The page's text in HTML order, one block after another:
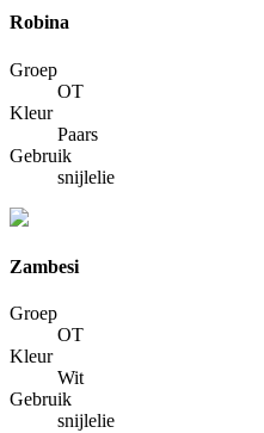
Robina
Groep
OT
Kleur
Paars
Gebruik
snijlelie
Zambesi
Groep
OT
Kleur
Wit
Gebruik
snijlelie